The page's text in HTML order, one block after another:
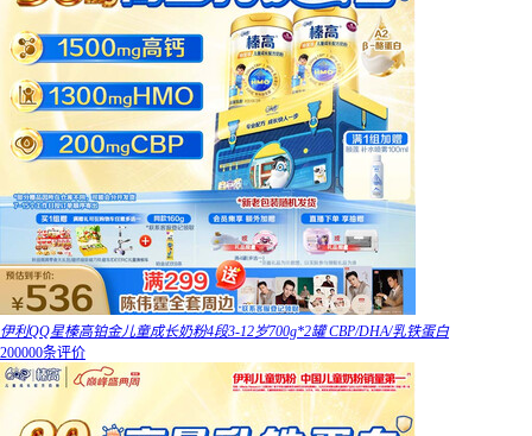
伊利QQ星榛高铂金儿童成长奶粉4段3-12岁700g*2罐 CBP/DHA/乳铁蛋白
200000条评价